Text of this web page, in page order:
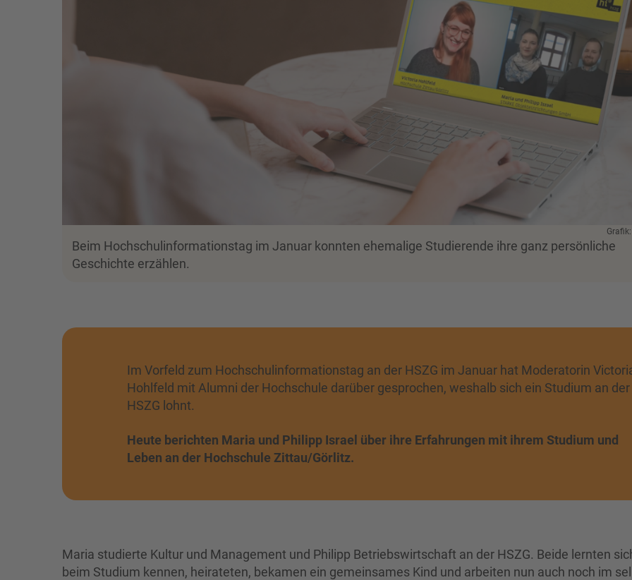
Beim Hochschulinformationstag im Januar konnten ehemalige Studierende ihre ganz persönliche
Geschichte erzählen.
Im Vorfeld zum Hochschulinformationstag an der HSZG im Januar hat Moderatorin
Hohlfeld mit Alumni der Hochschule darüber gesprochen, weshalb sich ein Studium an der
HSZG lohnt.
Heute berichten Maria und Philipp Israel über ihre Erfahrungen mit ihrem Studium und
Leben an der Hochschule Zittau/Görlitz.
Maria studierte Kultur und Management und Philipp Betriebswirtschaft an der HSZG. Beide lernten
beim Studium kennen, heirateten, bekamen ein gemeinsames Kind und arbeiten nun auch noch im